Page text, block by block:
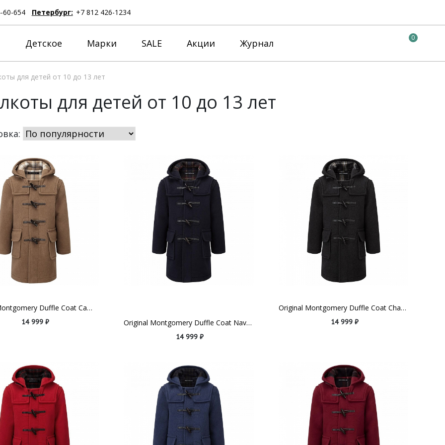
60-654 Петербург: +7 812 426-1234
Детское Марки SALE Акции Журнал 0
для детей от 10 до 13 лет
для детей от 10 до 13 лет
Original Montgomery Duffle Coat Camel (для детей 10-13 лет)
14 999 ₽ Original Montgomery Duffle Coat Navy (для детей 10-13 лет)
14 999 ₽
Original Montgomery Duffle Coat Charcoal (для детей 10-13 лет)
14 999 ₽